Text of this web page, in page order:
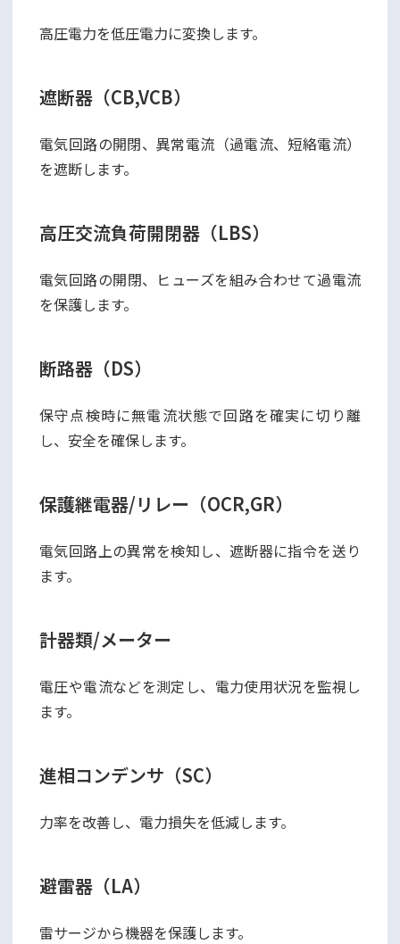
高圧電力を低圧電力に変換します。
遮断器（CB,VCB）
電気回路の開閉、異常電流（過電流、短絡電流）
を遮断します。
高圧交流負荷開閉器（LBS）
電気回路の開閉、ヒューズを組み合わせて過電流
を保護します。
断路器（DS）
保守点検時に無電流状態で回路を確実に切り離
し、安全を確保します。
保護継電器/リレー（OCR,GR）
電気回路上の異常を検知し、遮断器に指令を送り
ます。
計器類/メーター
電圧や電流などを測定し、電力使用状況を監視し
ます。
進相コンデンサ（SC）
力率を改善し、電力損失を低減します。
避雷器（LA）
雷サージから機器を保護します。